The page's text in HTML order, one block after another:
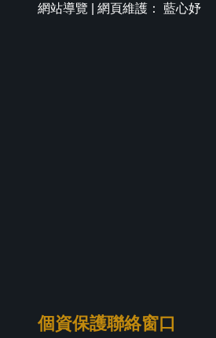
網站導覽 | 網頁維護： 藍心妤
個資保護聯絡窗口